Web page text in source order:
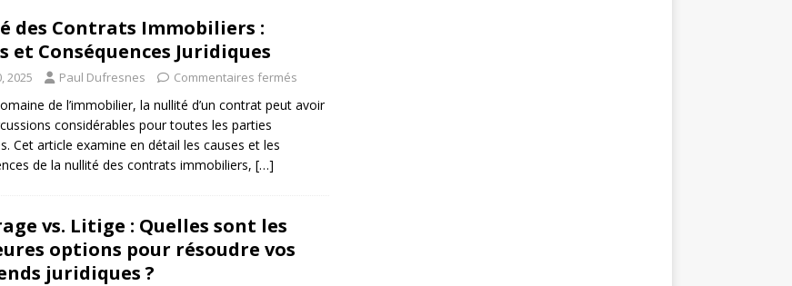
des Contrats Immobiliers :
et Conséquences Juridiques
2025 Paul Dufresnes Commentaires fermés
de l’immobilier, la nullité d’un contrat peut avoir
considérables pour toutes les parties
Cet article examine en détail les causes et les
de la nullité des contrats immobiliers, […]
vs. Litige : Quelles sont les
options pour résoudre vos
juridiques ?